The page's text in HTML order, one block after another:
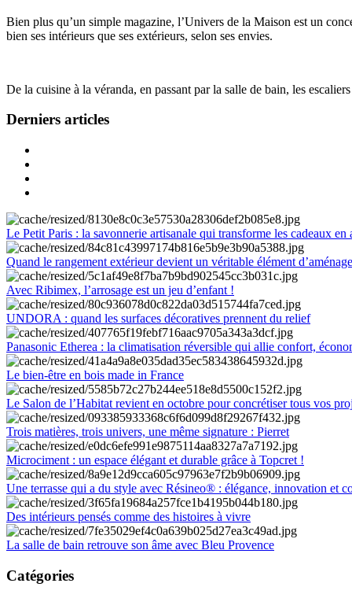
Bien plus qu’un simple magazine, l’Univers de la Maison est un
bien ses intérieurs que ses extérieurs, selon ses envies.
De la cuisine à la véranda, en passant par la salle de bain, les
Derniers articles
Le Petit Paris : la savonnerie artisanale qui transforme les cadeaux en
Quand le rangement extérieur devient un véritable élément
Avec Ribimex, l’arrosage est un jeu d’enfant !
UNDORA : quand les surfaces décoratives prennent du relief
Panasonic Etherea : la climatisation réversible qui allie confort,
Le bien-être en bois made in France
Le Salon de l’Habitat revient en octobre pour concrétiser tous vos
Trois matières, trois univers, une même signature : Pierret
Microciment : un espace élégant et durable grâce à Topcret !
Une terrasse qui a du style avec Résineo® : élégance, innovation et
Des intérieurs pensés comme des histoires à vivre
La salle de bain retrouve son âme avec Bleu Provence
Catégories